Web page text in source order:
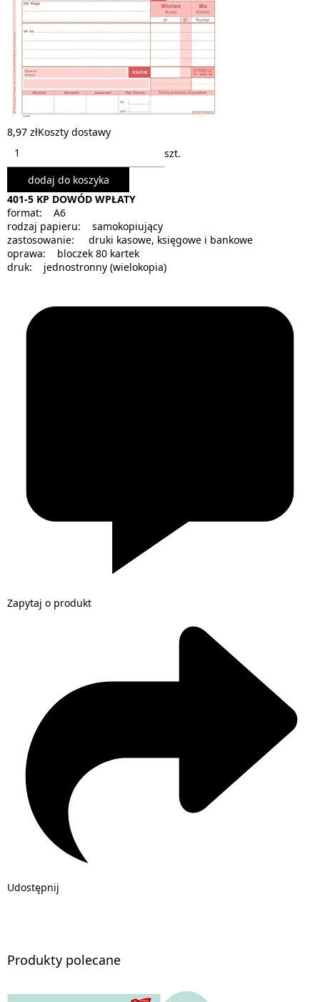
8,97 złKoszty dostawy
szt.
dodaj do koszyka
401-5 KP DOWÓD WPŁATY
format: A6
rodzaj papieru: samokopiujący
zastosowanie: druki kasowe, księgowe i bankowe
oprawa: bloczek 80 kartek
druk: jednostronny (wielokopia)
Zapytaj o produkt
Udostępnij
Produkty polecane